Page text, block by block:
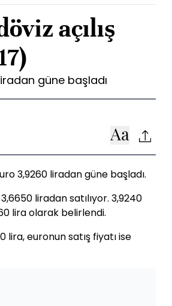
açılış
güne başladı
3,9260 liradan güne başladı.
liradan satılıyor. 3,9240
lira olarak belirlendi.
lira, euronun satış fiyatı ise